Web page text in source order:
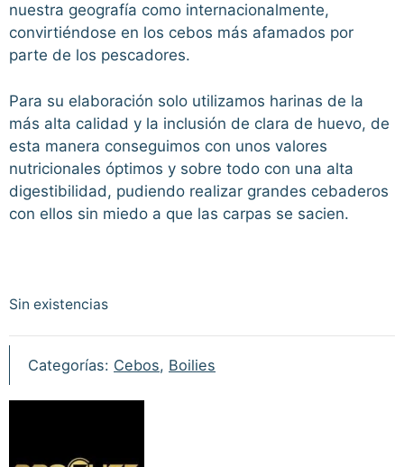
nuestra geografía como internacionalmente,
convirtiéndose en los cebos más afamados por
parte de los pescadores.
Para su elaboración solo utilizamos harinas de la
más alta calidad y la inclusión de clara de huevo, de
esta manera conseguimos con unos valores
nutricionales óptimos y sobre todo con una alta
digestibilidad, pudiendo realizar grandes cebaderos
con ellos sin miedo a que las carpas se sacien.
Sin existencias
Categorías: Cebos, Boilies